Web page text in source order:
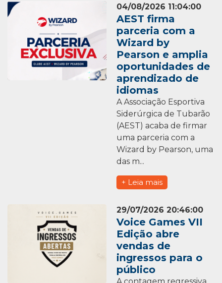
04/08/2026 11:04:00
AEST firma
parceria com a
Wizard by
Pearson e amplia
oportunidades de
aprendizado de
idiomas
A Associação Esportiva
Siderúrgica de Tubarão
(AEST) acaba de firmar
uma parceria com a
Wizard by Pearson, uma
das m...
+ Leia mais
29/07/2026 20:46:00
Voice Games VII
Edição abre
vendas de
ingressos para o
público